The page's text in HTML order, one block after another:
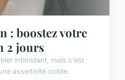
: boostez votre
2 jours
intimidant, mais c'est
assertivité solide.